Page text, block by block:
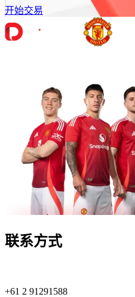
开始交易
联系方式
+61 2 91291588